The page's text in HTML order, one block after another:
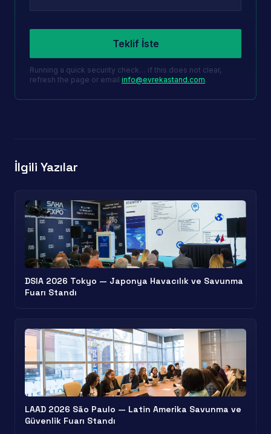
Teklif İste
Running a quick security check… if this does not clear,
refresh the page or email info@evrekastand.com.
İlgili Yazılar
DSIA 2026 Tokyo — Japonya Havacılık ve Savunma
Fuarı Standı
LAAD 2026 São Paulo — Latin Amerika Savunma ve
Güvenlik Fuarı Standı